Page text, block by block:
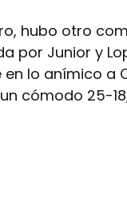
hubo otro
por Junior y
lo anímico a
cómodo 25-